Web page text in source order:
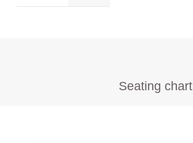
Seating chart